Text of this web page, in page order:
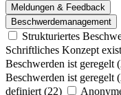
Meldungen & Feedback
Beschwerdemanagement
Strukturiertes
Schriftliches Konzept
Beschwerden ist geregelt
Beschwerden ist geregelt
definiert (22)